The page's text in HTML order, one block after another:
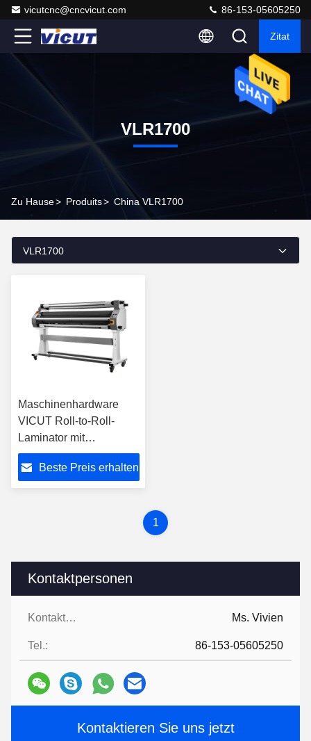
vicutcnc@cncvicut.com 86-153-05605250
Zitat
VLR1700
Zu Hause> Produits> China VLR1700
Kontaktpersonen
Kontaktpersonen: Ms. Vivien
Tel.: 86-153-05605250
Kontaktieren Sie uns jetzt
VLR1700
Maschinenhardware
VICUT Roll-to-Roll-
Laminator mit
senkrechtem
Schneidsystem BOPP
PVC CPP Rollfilm-
Beste Preis erhalten
1